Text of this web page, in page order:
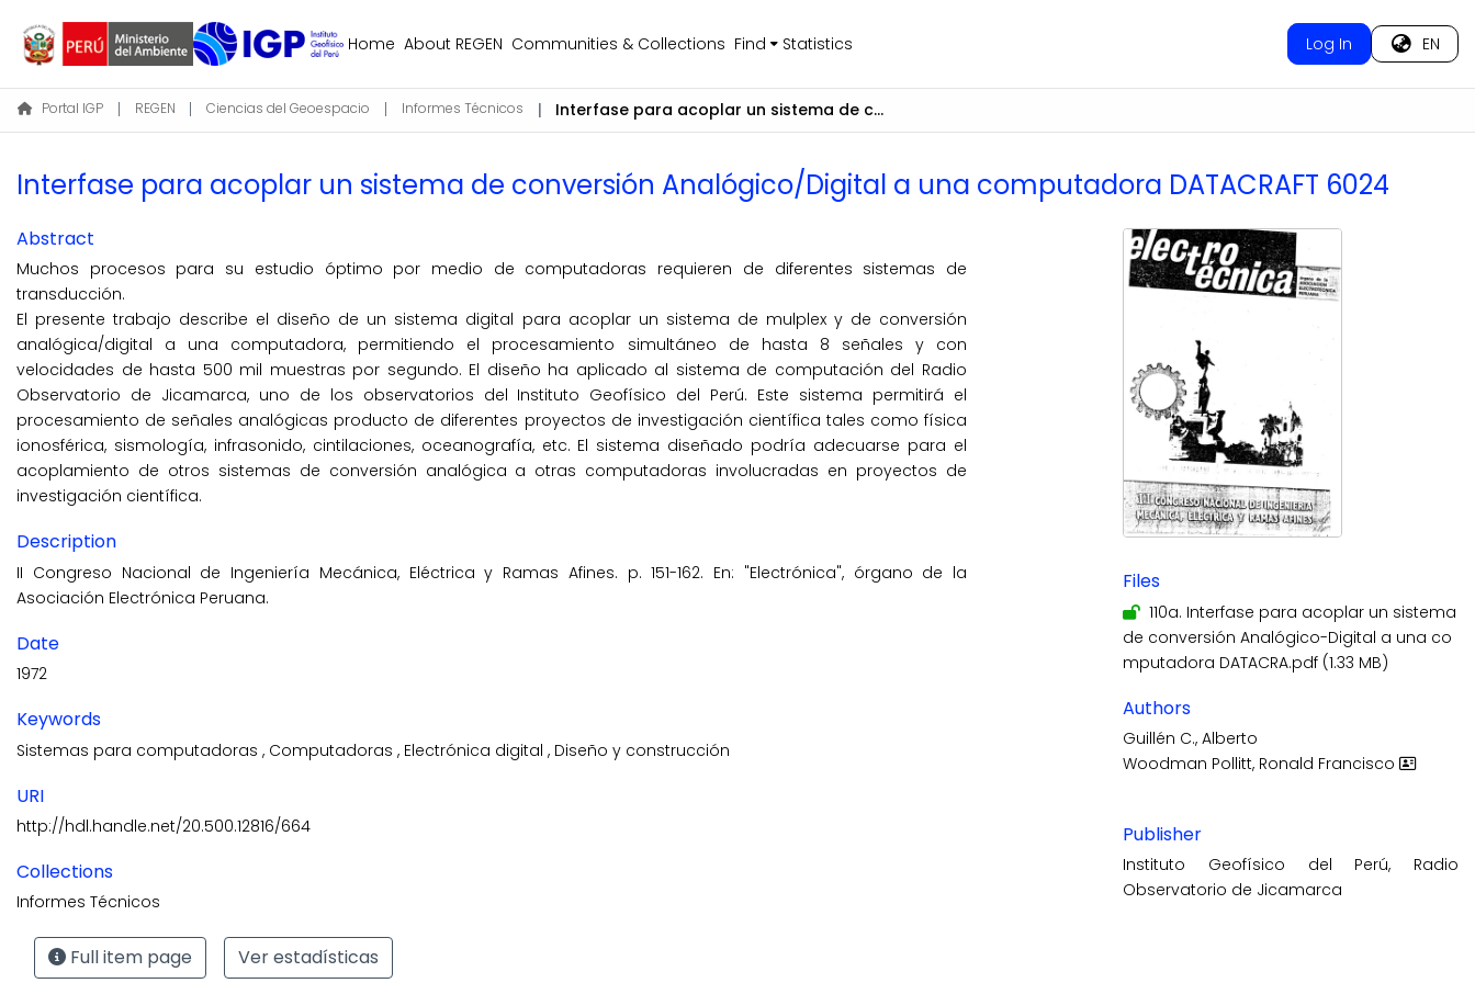
Home About REGEN Communities & Collections Find Statistics Log In EN
Portal IGP REGEN Ciencias del Geoespacio Informes Técnicos Interfase para acoplar un sistema de conversión Analógico/Digital a una computadora DATACRAFT 6024
Interfase para acoplar un sistema de conversión Analógico/Digital a una computadora DATACRAFT 6024
Abstract
Muchos procesos para su estudio óptimo por medio de computadoras requieren de diferentes sistemas de
transducción.
El presente trabajo describe el diseño de un sistema digital para acoplar un sistema de mul­plex y de conversión
analógica/digital a una computadora, permitiendo el procesamiento si­multáneo de hasta 8 señales y con
velocidades de hasta 500 mil muestras por segundo. El diseño ha aplicado al sistema de computación del Radio
Observatorio de Jicamarca, uno de los obser­vatorios del Instituto Geofísico del Perú. Este sistema permitirá el
procesamiento de señales analógicas producto de diferentes proyectos de investigación científica tales como física
ionosfé­rica, sismología, infrasonido, cintilaciones, ocea­nografía, etc. El sistema diseñado podría adecuarse para el
acoplamiento de otros sistemas de conversión analógica a otras computadoras involucradas en proyectos de
investigación científica.
Description
II Congreso Nacional de Ingeniería Mecánica, Eléctrica y Ramas Afines. p. 151-162. En: "Electrónica", órgano de la
Asociación Electrónica Peruana.
Date
1972
Keywords
Sistemas para computadoras , Computadoras , Electrónica digital , Diseño y construcción
URI
http://hdl.handle.net/20.500.12816/664
Collections
Informes Técnicos
Full item page Ver estadísticas
Files
110a. Interfase para acoplar un sistema
de conversión Analógico-Digital a una co
mputadora DATACRA.pdf (1.33 MB)
Authors
Guillén C., Alberto
Woodman Pollitt, Ronald Francisco
Publisher
Instituto Geofísico del Perú, Radio
Observatorio de Jicamarca